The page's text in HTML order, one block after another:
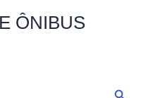
ÔNIBUS